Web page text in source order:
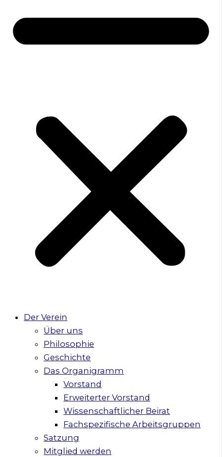
Der Verein
Über uns
Philosophie
Geschichte
Das Organigramm
Vorstand
Erweiterter Vorstand
Wissenschaftlicher Beirat
Fachspezifische Arbeitsgruppen
Satzung
Mitglied werden